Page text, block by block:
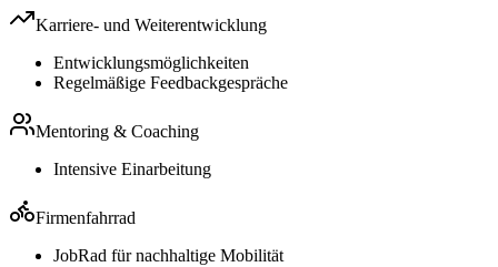
Karriere- und Weiterentwicklung
Entwicklungsmöglichkeiten
Regelmäßige Feedbackgespräche
Mentoring & Coaching
Intensive Einarbeitung
Firmenfahrrad
JobRad für nachhaltige Mobilität